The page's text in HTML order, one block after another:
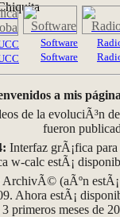
Software
Software
a mis
de la evoluciÃ³n
fueron
Interfaz grÃ¡fica
w-calc estÃ¡
ArchivÃ© (aÃºn
Ahora estÃ¡
3 primeros meses de